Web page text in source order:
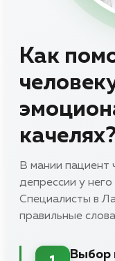
Как
В мании пациент
депрессии у него
Специалисты в
правильные
Выбор